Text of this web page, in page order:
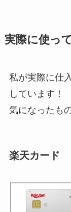
実際に使っ
私が実際に仕
しています！
気になったも
楽天カード